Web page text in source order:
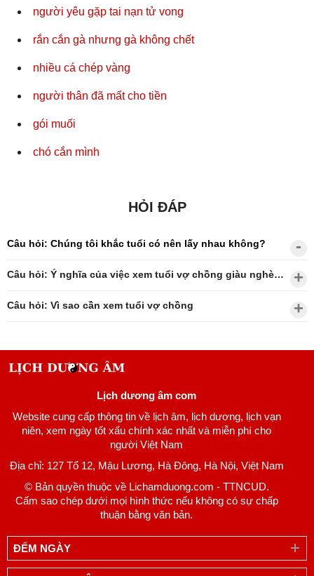
người yêu gặp tai nạn tử vong
rắn cắn gà nhưng gà không chết
nhiều cá chép vàng
người thân đã mất cho tiền
gói muối
chó cắn mình
HỎI ĐÁP
Câu hỏi: Chúng tôi khắc tuổi có nên lấy nhau không?
Câu hỏi: Ý nghĩa của việc xem tuổi vợ chồng giàu nghèo?
Câu hỏi: Vì sao cần xem tuổi vợ chồng
Lịch dương âm com
Website cung cấp thông tin về lịch âm, lịch dương, lịch vạn
niên, xem ngày tốt xấu chính xác nhất và miễn phí cho
người Việt Nam
Địa chỉ: 127 Tổ 12, Mậu Lương, Hà Đông, Hà Nội, Việt Nam
© Bản quyền thuộc về Lichamduong.com - TTNCUD.
Cấm sao chép dưới mọi hình thức nếu không có sự chấp
thuận bằng văn bản.
ĐẾM NGÀY